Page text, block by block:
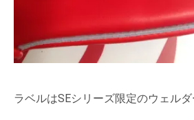
ラベルはSEシリーズ限定のウェルダ